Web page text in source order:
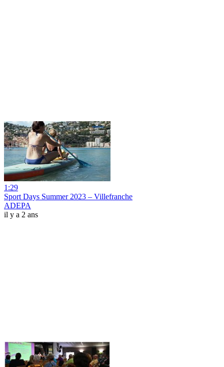
1:29
Sport Days Summer 2023 – Villefranche
ADEPA
il y a 2 ans